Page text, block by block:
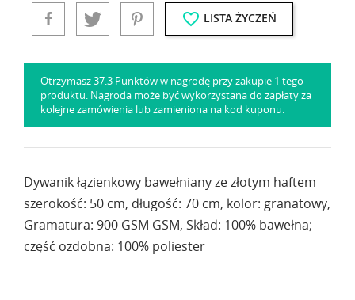
favorite_border LISTA ŻYCZEŃ
Otrzymasz 37.3 Punktów w nagrodę przy zakupie 1 tego
produktu. Nagroda może być wykorzystana do zapłaty za
kolejne zamówienia lub zamieniona na kod kuponu.
Dywanik łązienkowy bawełniany ze złotym haftem
szerokość: 50 cm, długość: 70 cm, kolor: granatowy,
Gramatura: 900 GSM GSM, Skład: 100% bawełna;
część ozdobna: 100% poliester